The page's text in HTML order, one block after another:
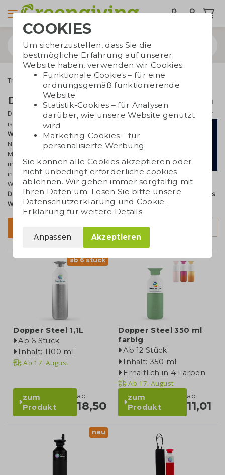
Trinkwaren Dopper Trinkflaschen
Dopper Trinkflaschen bedrucken
Dopper Trinkflaschen bedrucken mit Logo ab 12 Stück. Der Dopper
ist eine
einzigartige und
Wasserflaschemit einer schönen
Nachricht. Dopper inspiriert
Menschen dazu, den Plastikmüll in
unseren Ozeanen zu reduzieren,
indem sie wiederverwendbare
Wasserflaschen verwenden. Möchten Sie helfen? Lassen Sie den
Dopper bedruckenund Sie haben ein wunderschönes,nachhaltiges
Werbegeschenk.
Sortierung
ab 6 stück
Dopper Steel 1,1L
Ab 6 Stück
Inhalt: 1100 ml
Ab 17. August
zum
Produkt
ab
18,50
Dopper Steel 350 ml
farbig
Ab 12 Stück
Inhalt: 350 ml
Erhältlich in 4 Farben
Ab 17. August
zum
Produkt
ab
11,01
neu
COOKIES
Um sicherzustellen, dass Sie die
bestmögliche Erfahrung auf unserer
Website haben, verwenden wir Cookies:
Funktionale Cookies – für eine
ordnungsgemäß funktionierende
Website
Statistik-Cookies – für Analysen
darüber, wie unsere Website genutzt
wird
Marketing-Cookies – für
personalisierte Werbung
Sie können alle Cookies akzeptieren oder
nicht unbedingt erforderliche cookies
ablehnen. Wir gehen immer sorgfältig mit
Ihren Daten um. Lesen Sie bitte unsere
Datenschutzerklärung und Cookie-
Erklärung für weitere Details.
Anpassen Akzeptieren